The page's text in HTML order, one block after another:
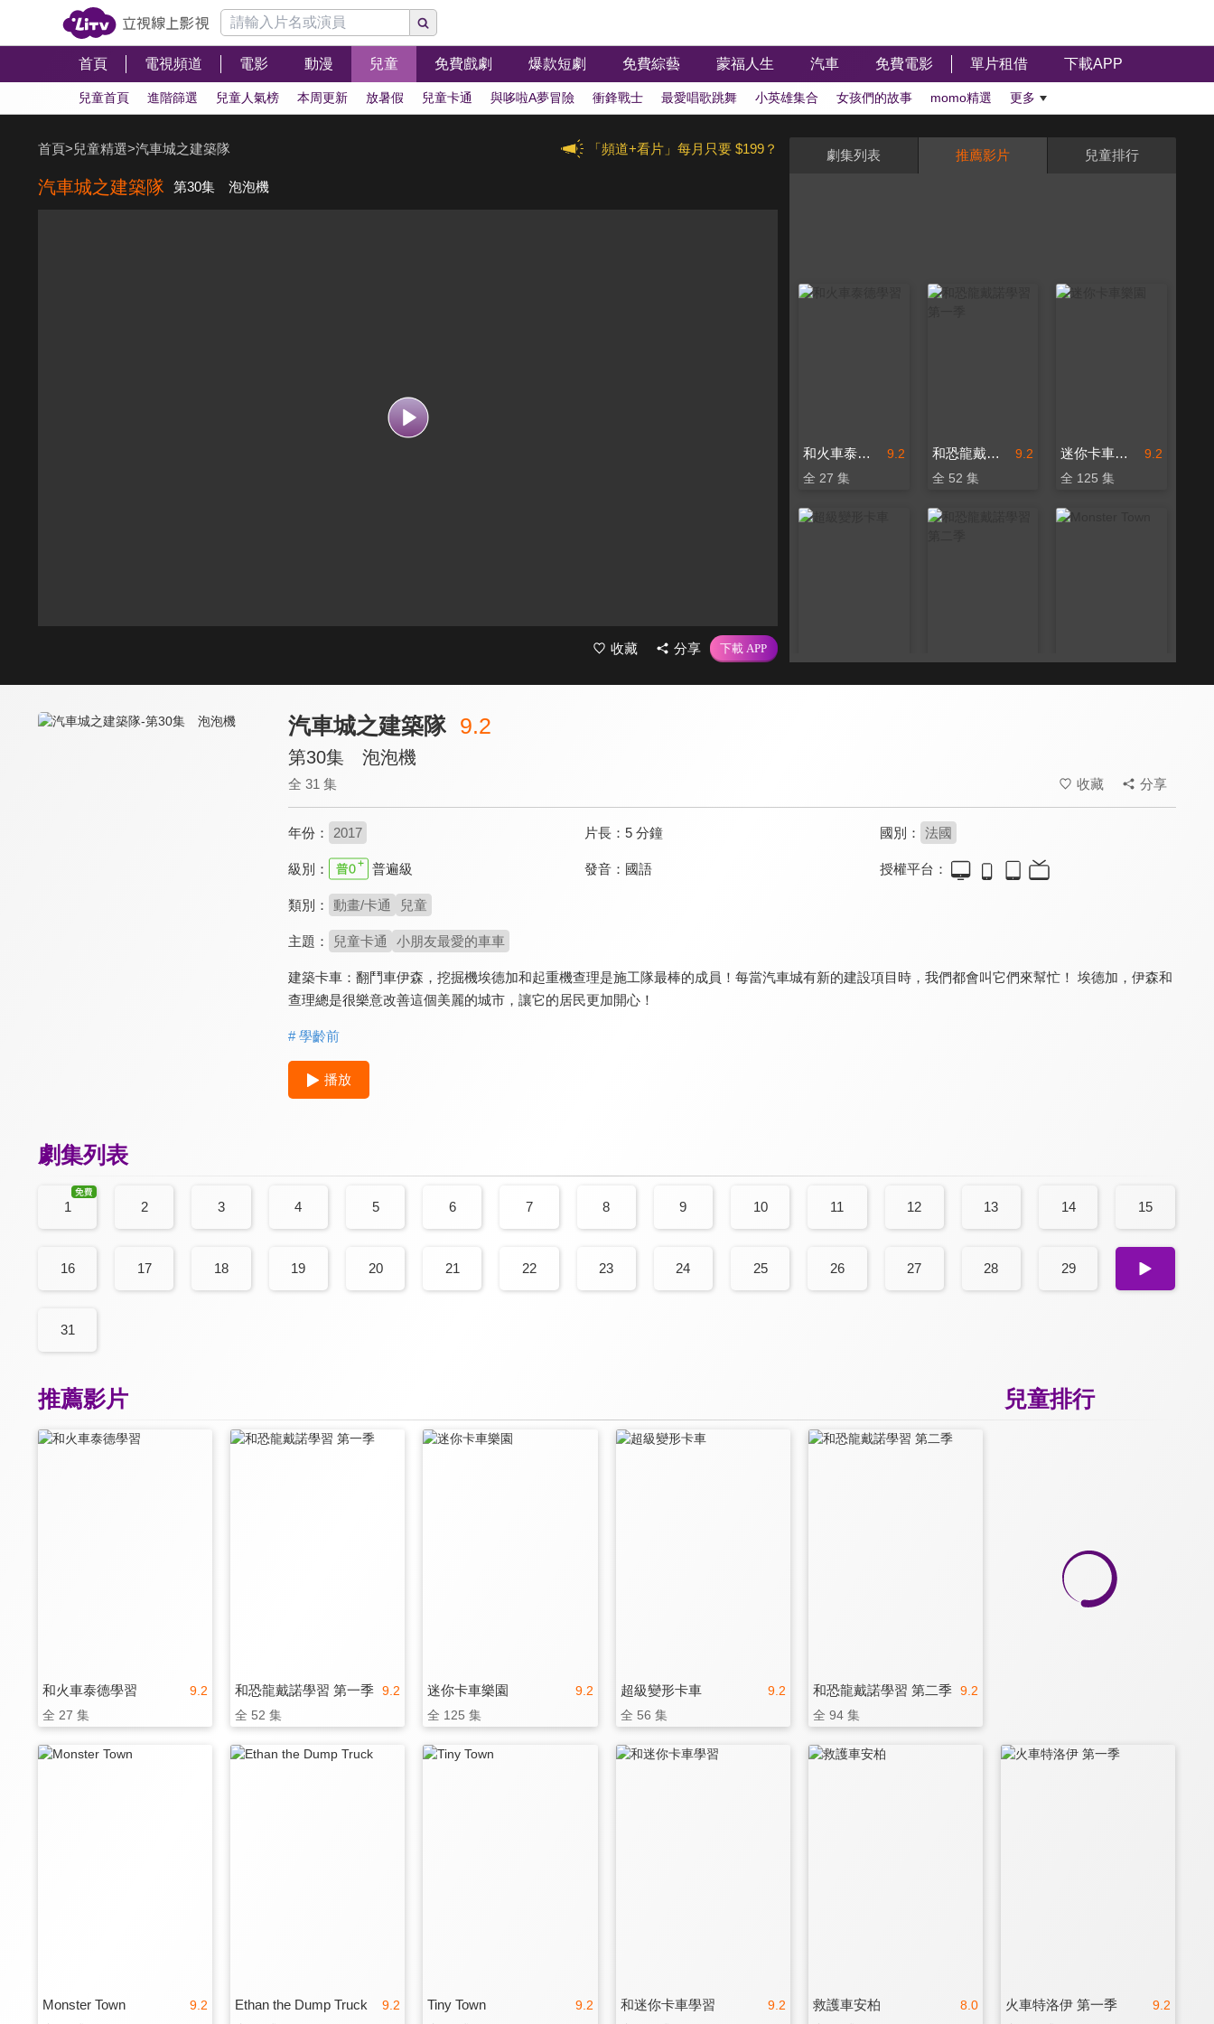
首頁 電視頻道 電影 動漫 兒童 免費戲劇 爆款短劇 免費綜藝 蒙福人生 汽車 免費電影 單片租借 下載APP
兒童首頁 進階篩選 兒童人氣榜 本周更新 放暑假 兒童卡通 與哆啦A夢冒險 衝鋒戰士 最愛唱歌跳舞 小英雄集合 女孩們的故事 momo精選 更多
「頻道+看片」每月只要 $199？
首頁>兒童精選>汽車城之建築隊
汽車城之建築隊 第30集 泡泡機
收藏 分享
劇集列表 推薦影片 兒童排行
9.2
和火車泰德學習
全 27 集
9.2
和恐龍戴諾學習 第一季
全 52 集
9.2
迷你卡車樂園
全 125 集
汽車城之建築隊 9.2
第30集 泡泡機
全 31 集 收藏 分享
年份： 2017 片長： 5 分鐘 國別： 法國
級別： 普遍級 發音： 國語 授權平台：
類別： 動畫/卡通 兒童
主題： 兒童卡通 小朋友最愛的車車
建築卡車：翻鬥車伊森，挖掘機埃德加和起重機查理是施工隊最棒的成員！每當汽車城有新的建設項目時，我們都會叫它們來幫忙！ 埃德加，伊森和
查理總是很樂意改善這個美麗的城市，讓它的居民更加開心！
# 學齡前
播放
劇集列表
1 2 3 4 5 6 7 8 9 10 11 12 13 14 15
16 17 18 19 20 21 22 23 24 25 26 27 28 29 30
31
兒童排行
推薦影片
9.2
和火車泰德學習
全 27 集
9.2
和恐龍戴諾學習 第一季
全 52 集
9.2
迷你卡車樂園
全 125 集
9.2
超級變形卡車
全 56 集
9.2
和恐龍戴諾學習 第二季
全 94 集
9.2
Monster Town 9.2
Ethan the Dump Truck 9.2
Tiny Town 9.2
和迷你卡車學習 8.0
救護車安柏 9.2
火車特洛伊 第一季